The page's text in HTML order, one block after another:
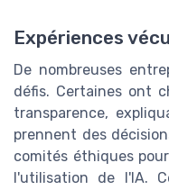
Expériences
De nombreuses
défis. Certaines ont
transparence,
prennent des
comités éthiques
l'utilisation de l'IA.